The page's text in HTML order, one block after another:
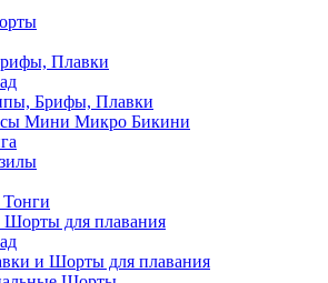
Плавки
Брифы, Плавки
Мини Микро Бикини
для плавания
и Шорты для плавания